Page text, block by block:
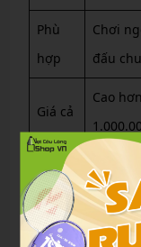
Phù
hợp
Chơi
đấu
Giá cả
Cao
Dựa trên bảng
xuyên ở sân
nhờ độ bền cao.